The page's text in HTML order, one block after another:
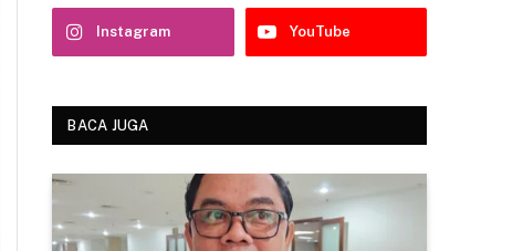
Instagram YouTube
BACA JUGA